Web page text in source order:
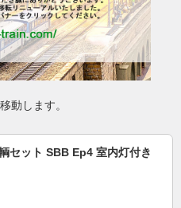
動します。
セット SBB Ep4 室内灯付き